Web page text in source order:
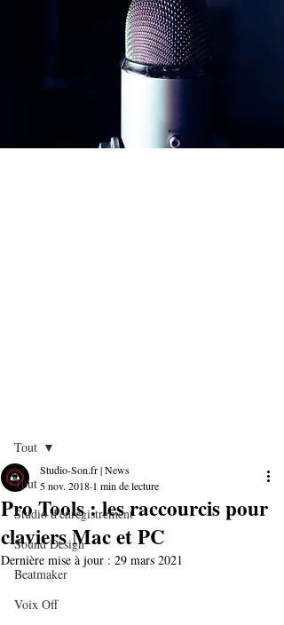
Tout
Studio d'enregistrement
Sound Design
Beatmaker
Voix Off
Tout
Pro Tools : les raccourcis pour
claviers Mac et PC
Studio-Son.fr | News
5 nov. 2018 1 min de lecture
Dernière mise à jour : 29 mars 2021